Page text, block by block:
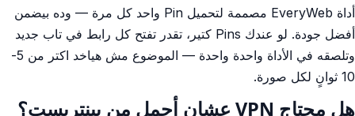
أداة EveryWeb مصممة لتحميل Pin واحد كل مرة — وده بيضمن
أفضل جودة. لو عندك Pins كتير، تقدر تفتح كل رابط في تاب جديد
وتلصقه في الأداة واحدة واحدة — الموضوع مش هياخد اكتر من 5-
10 ثوانٍ لكل صورة.
هل محتاج VPN عشان أحمل من بينتريست؟